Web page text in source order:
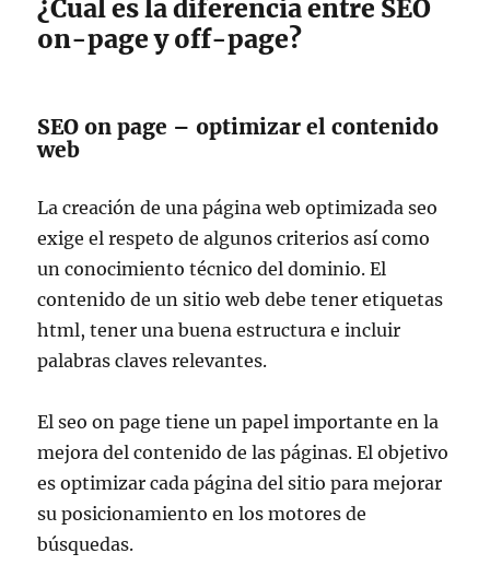
¿Cual es la diferencia entre SEO
on-page y off-page?
SEO on page – optimizar el contenido
web
La creación de una página web optimizada seo
exige el respeto de algunos criterios así como
un conocimiento técnico del dominio. El
contenido de un sitio web debe tener etiquetas
html, tener una buena estructura e incluir
palabras claves relevantes.
El seo on page tiene un papel importante en la
mejora del contenido de las páginas. El objetivo
es optimizar cada página del sitio para mejorar
su posicionamiento en los motores de
búsquedas.